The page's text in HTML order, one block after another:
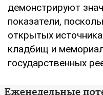
демонстрируют
показатели,
открытых
кладбищ и
государственных